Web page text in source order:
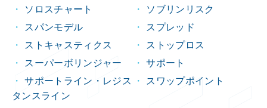
ソロスチャート
ソブリンリスク
スパンモデル
スプレッド
ストキャスティクス
ストップロス
スーパーボリンジャー
サポート
サポートライン・レジス
タンスライン
スワップポイント